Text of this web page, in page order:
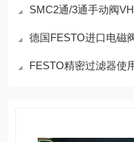
SMC2通/3通手动阀
德国FESTO进口电磁
FESTO精密过滤器使